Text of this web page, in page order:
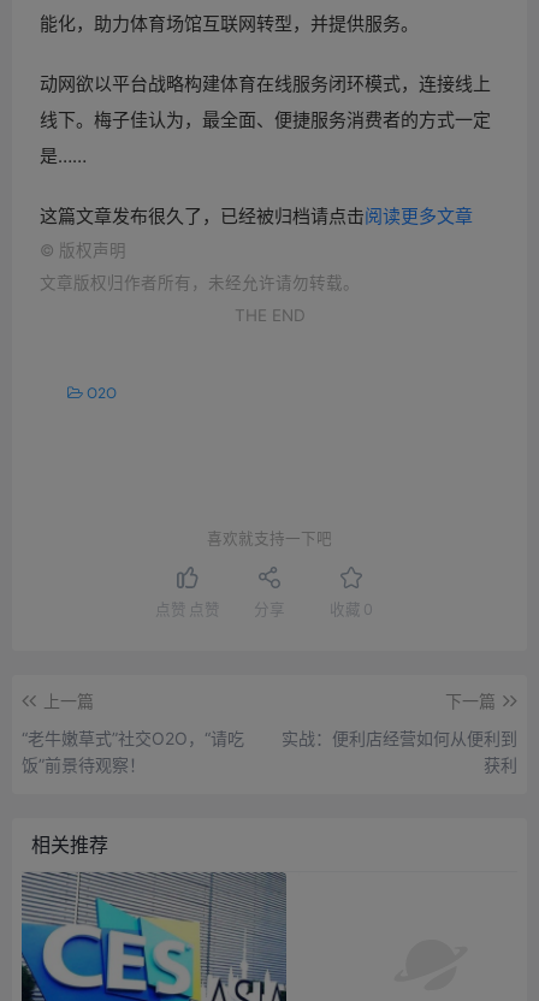
能化，助力体育场馆互联网转型，并提供服务。
动网欲以平台战略构建体育在线服务闭环模式，连接线上
线下。梅子佳认为，最全面、便捷服务消费者的方式一定
是……
这篇文章发布很久了，已经被归档请点击阅读更多文章
© 版权声明
文章版权归作者所有，未经允许请勿转载。
THE END
O2O
喜欢就支持一下吧
点赞 点赞 分享 收藏 0
上一篇
“老牛嫩草式”社交O2O，“请吃
饭”前景待观察！
下一篇
实战：便利店经营如何从便利到
获利
相关推荐